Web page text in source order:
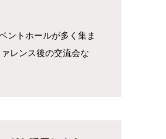
ントホールが多く集ま
レンス後の交流会な